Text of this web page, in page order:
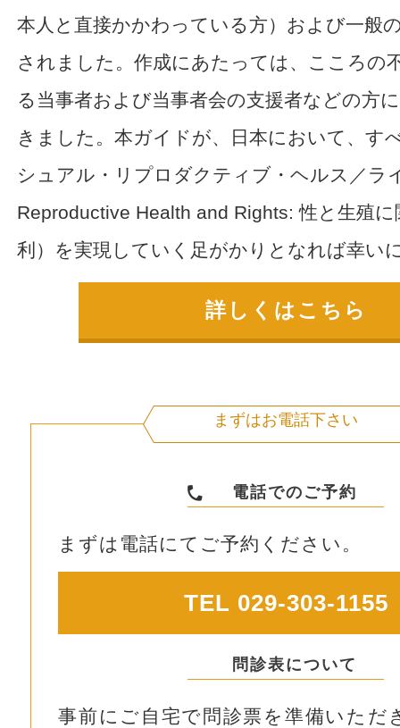
本人と直接かかわっている方）および一般
されました。作成にあたっては、こころの
る当事者および当事者会の支援者などの方
きました。本ガイドが、日本において、す
シュアル・リプロダクティブ・ヘルス／ラ
Reproductive Health and Rights: 性と生殖
利）を実現していく足がかりとなれば幸い
詳しくはこちら
まずはお電話下さい
電話でのご予約
まずは電話にてご予約ください。
TEL 029-303-1155
問診表について
事前にご自宅で問診票を準備いただ